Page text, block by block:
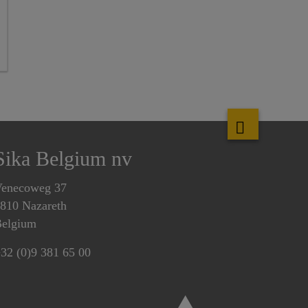
Belgium nv
37
Nazareth
(0)9 381 65 00